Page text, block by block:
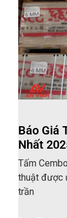
Báo Giá
Nhất
Tấm
thuật được
trần